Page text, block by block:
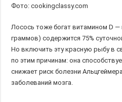
Фото: cookingclassy.com
Лосось тоже богат витамином D
граммов) содержится 75%
Но включить эту красную рыбу в
по этим причинам: она
снижает риск болезни
заболеваний мозга.